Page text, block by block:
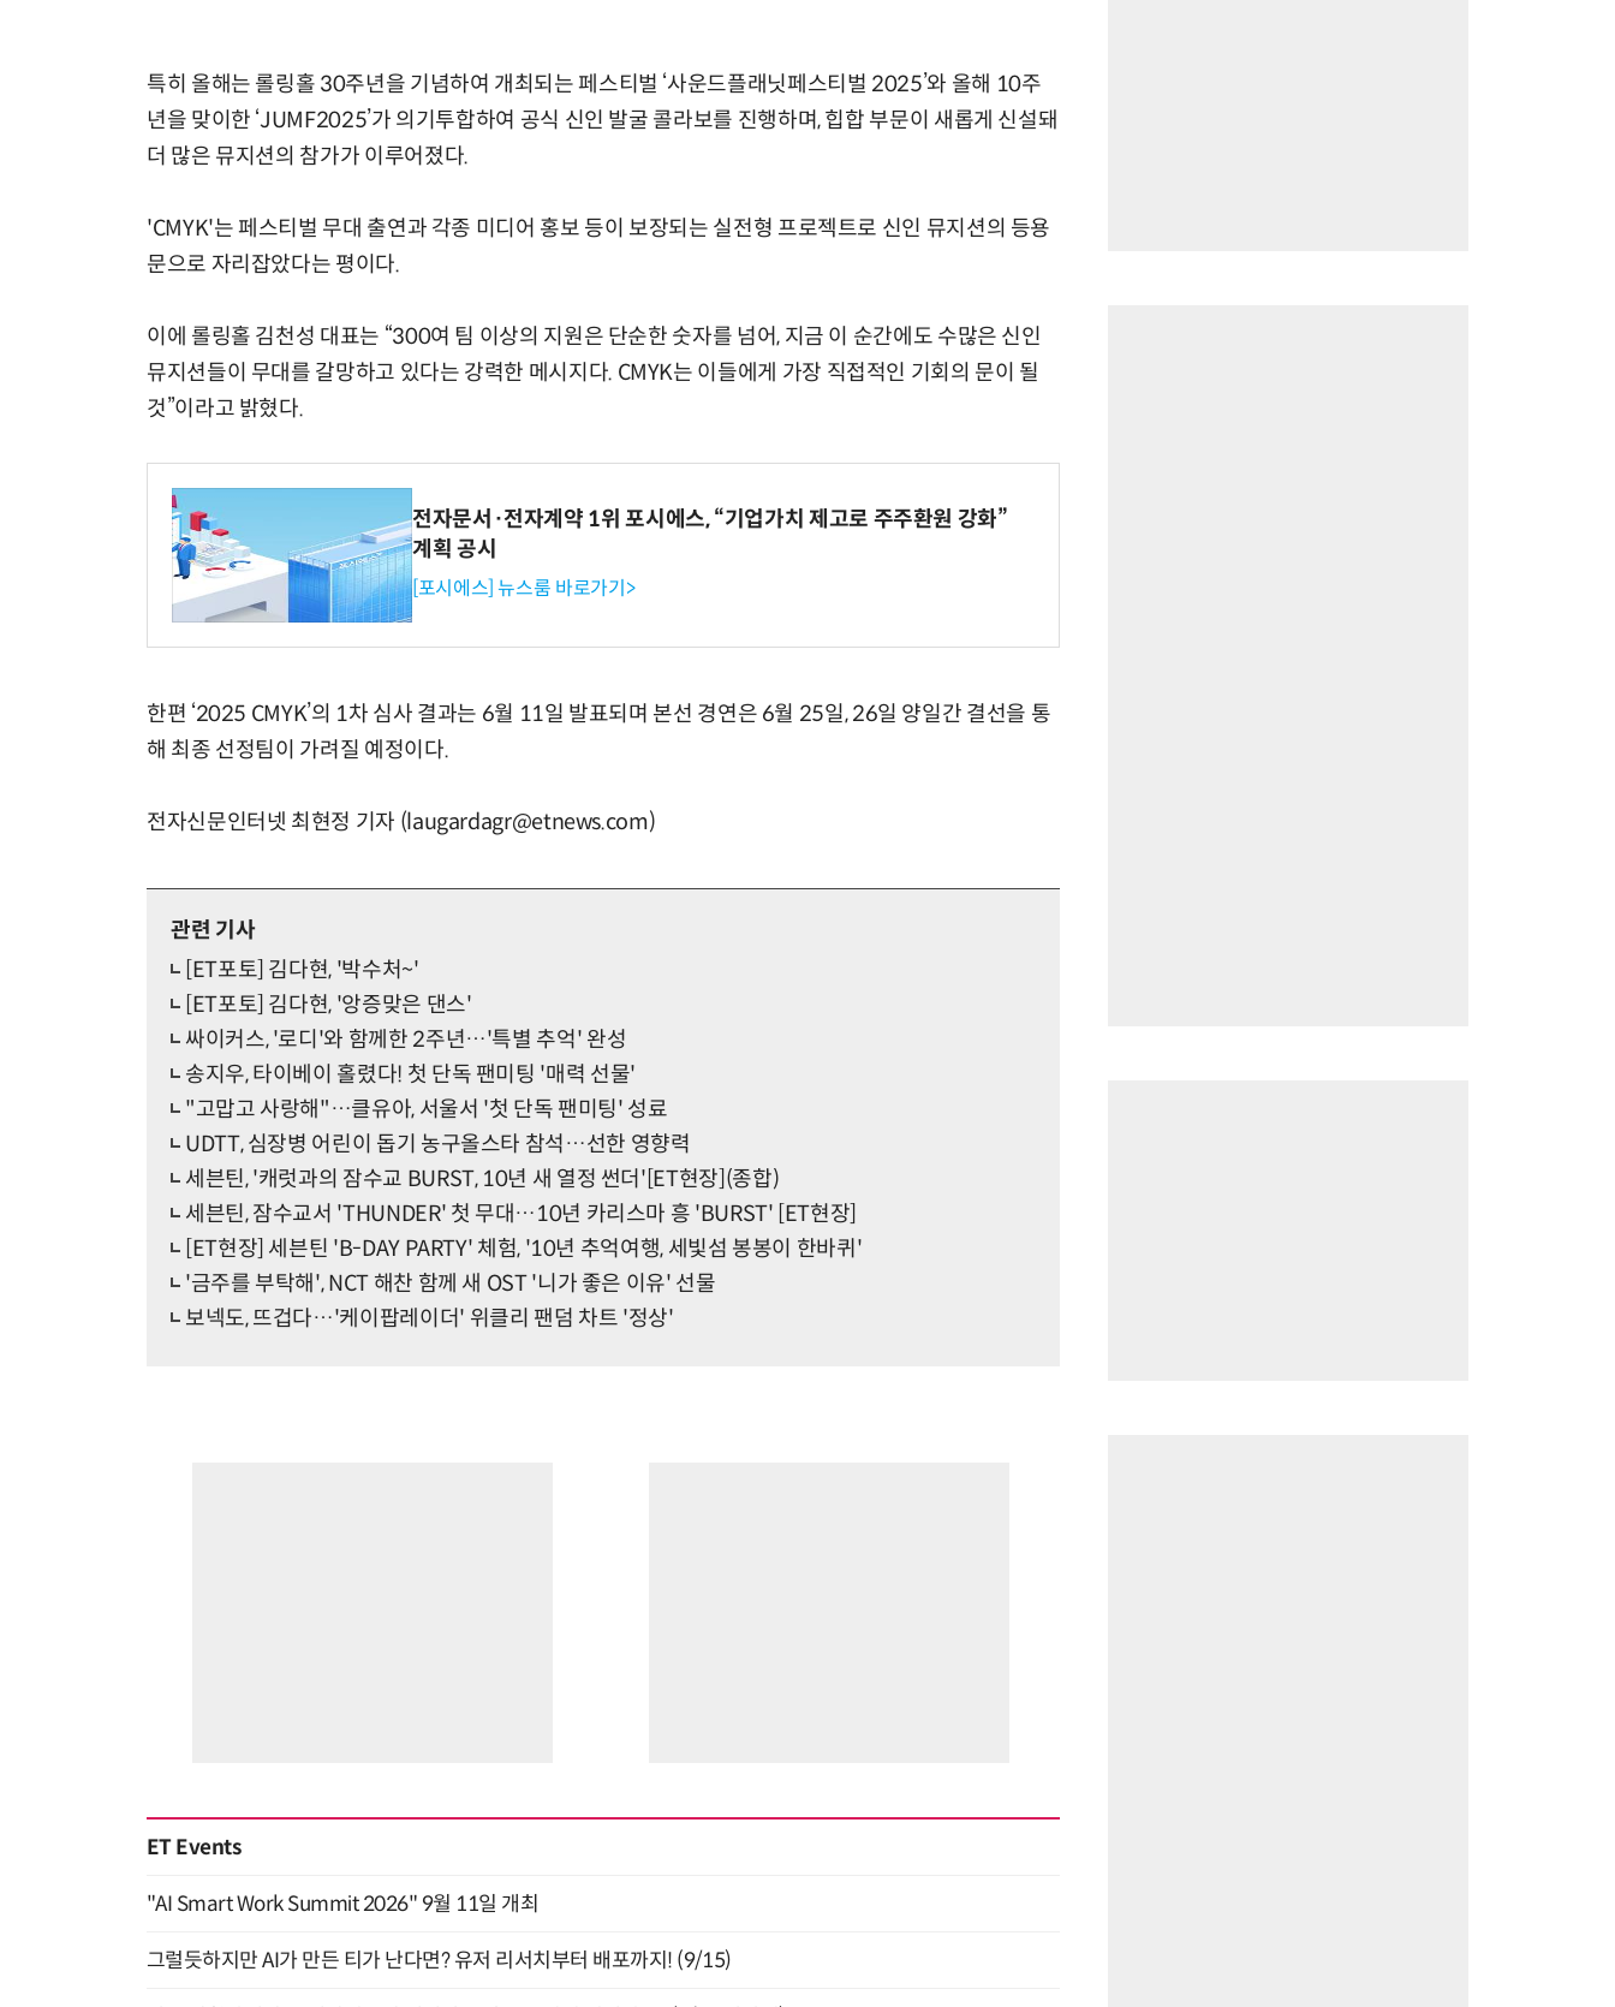
특히 올해는 롤링홀 30주년을 기념하여 개최되는 페스티벌 ‘사운드플래닛페스티벌 2025’와 올해 10주
년을 맞이한 ‘JUMF2025’가 의기투합하여 공식 신인 발굴 콜라보를 진행하며, 힙합 부문이 새롭게 신설돼
더 많은 뮤지션의 참가가 이루어졌다.
'CMYK'는 페스티벌 무대 출연과 각종 미디어 홍보 등이 보장되는 실전형 프로젝트로 신인 뮤지션의 등용
문으로 자리잡았다는 평이다.
이에 롤링홀 김천성 대표는 “300여 팀 이상의 지원은 단순한 숫자를 넘어, 지금 이 순간에도 수많은 신인
뮤지션들이 무대를 갈망하고 있다는 강력한 메시지다. CMYK는 이들에게 가장 직접적인 기회의 문이 될
것”이라고 밝혔다.
전자문서·전자계약 1위 포시에스, “기업가치 제고로 주주환원 강화”
계획 공시
[포시에스] 뉴스룸 바로가기>
한편 ‘2025 CMYK’의 1차 심사 결과는 6월 11일 발표되며 본선 경연은 6월 25일, 26일 양일간 결선을 통
해 최종 선정팀이 가려질 예정이다.
전자신문인터넷 최현정 기자 (laugardagr@etnews.com)
관련 기사
[ET포토] 김다현, '박수처~'
[ET포토] 김다현, '앙증맞은 댄스'
싸이커스, '로디'와 함께한 2주년…'특별 추억' 완성
송지우, 타이베이 홀렸다! 첫 단독 팬미팅 '매력 선물'
"고맙고 사랑해"…클유아, 서울서 '첫 단독 팬미팅' 성료
UDTT, 심장병 어린이 돕기 농구올스타 참석…선한 영향력
세븐틴, '캐럿과의 잠수교 BURST, 10년 새 열정 썬더'[ET현장](종합)
세븐틴, 잠수교서 'THUNDER' 첫 무대…10년 카리스마 흥 'BURST' [ET현장]
[ET현장] 세븐틴 'B-DAY PARTY' 체험, '10년 추억여행, 세빛섬 봉봉이 한바퀴'
'금주를 부탁해', NCT 해찬 함께 새 OST '니가 좋은 이유' 선물
보넥도, 뜨겁다…'케이팝레이더' 위클리 팬덤 차트 '정상'
ET Events
"AI Smart Work Summit 2026" 9월 11일 개최
그럴듯하지만 AI가 만든 티가 난다면? 유저 리서치부터 배포까지! (9/15)